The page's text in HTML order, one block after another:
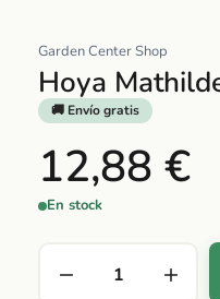
multimedia
1
en
una
ventana
modal
Garden Center Shop
Hoya
🚚 Envío gratis
12,88 €
En stock